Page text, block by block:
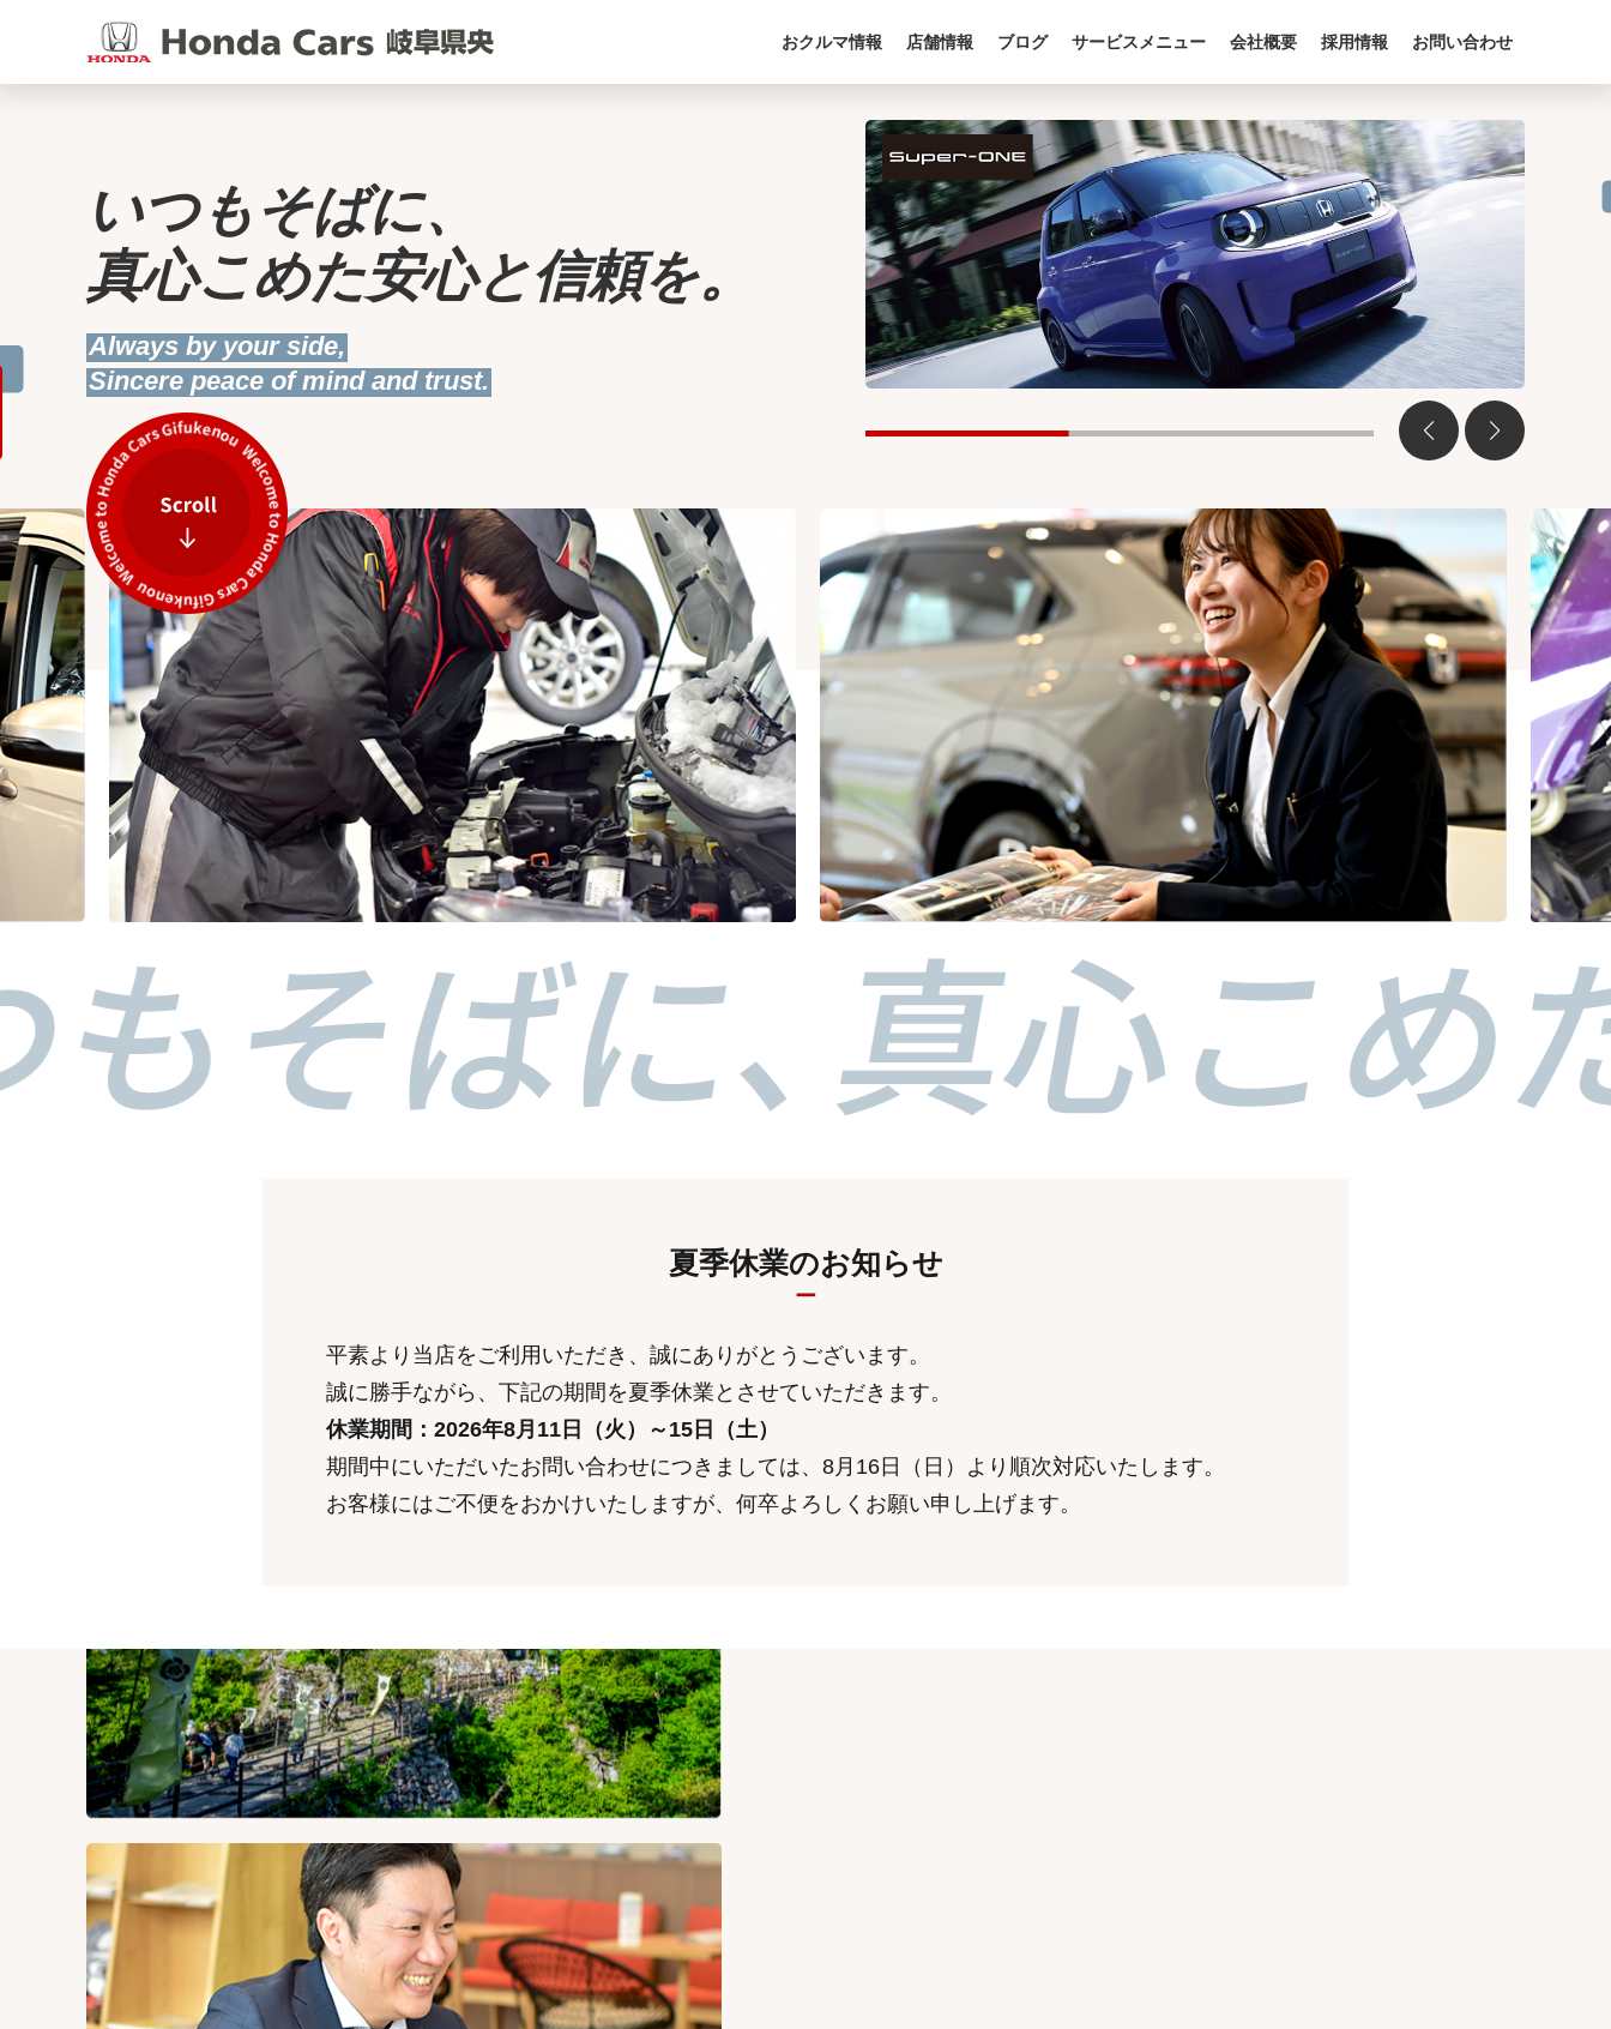
おクルマ情報 店舗情報 ブログ サービスメニュー 会社概要 採用情報 お問い合わせ
いつもそばに、
真心こめた安心と信頼を。
Always by your side,
Sincere peace of mind and trust.
夏季休業のお知らせ
平素より当店をご利用いただき、誠にありがとうございます。
誠に勝手ながら、下記の期間を夏季休業とさせていただきます。
休業期間：2026年8月11日（火）～15日（土）
期間中にいただいたお問い合わせにつきましては、8月16日（日）より順次対応いたします。
お客様にはご不便をおかけいたしますが、何卒よろしくお願い申し上げます。